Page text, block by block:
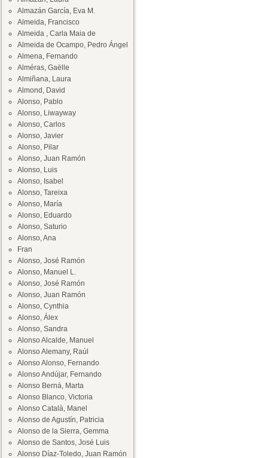
Almazán García, Eva M.
Almeida, Francisco
Almeida , Carla Maia de
Almeida de Ocampo, Pedro Ángel
Almena, Fernando
Alméras, Gaëlle
Almiñana, Laura
Almond, David
Alonso, Pablo
Alonso, Liwayway
Alonso, Carlos
Alonso, Javier
Alonso, Pilar
Alonso, Juan Ramón
Alonso, Luis
Alonso, Isabel
Alonso, Tareixa
Alonso, María
Alonso, Eduardo
Alonso, Saturio
Alonso, Ana
Fran
Alonso, José Ramón
Alonso, Manuel L.
Alonso, José Ramón
Alonso, Juan Ramón
Alonso, Cynthia
Alonso, Álex
Alonso, Sandra
Alonso Alcalde, Manuel
Alonso Alemany, Raúl
Alonso Alonso, Fernando
Alonso Andújar, Fernando
Alonso Berná, Marta
Alonso Blanco, Victoria
Alonso Català, Manel
Alonso de Agustín, Patricia
Alonso de la Sierra, Gemma
Alonso de Santos, José Luis
Alonso Díaz-Toledo, Juan Ramón